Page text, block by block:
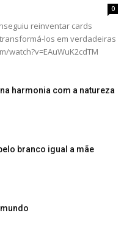
0
reinventar cards
los em verdadeiras
watch?v=EAuWuK2cdTM
harmonia com a natureza
branco igual a mãe